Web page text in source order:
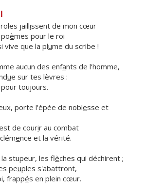
jaillissent de mon cœur
èmes pour le roi
vive que la plume du scribe !
aucun des enfants de l'homme,
ue sur tes lèvres :
toujours.
porte l'épée de noblesse et
de courir au combat
ence et la vérité.
stupeur, les flèches qui déchirent ;
peuples s'abattront,
frappés en plein cœur.